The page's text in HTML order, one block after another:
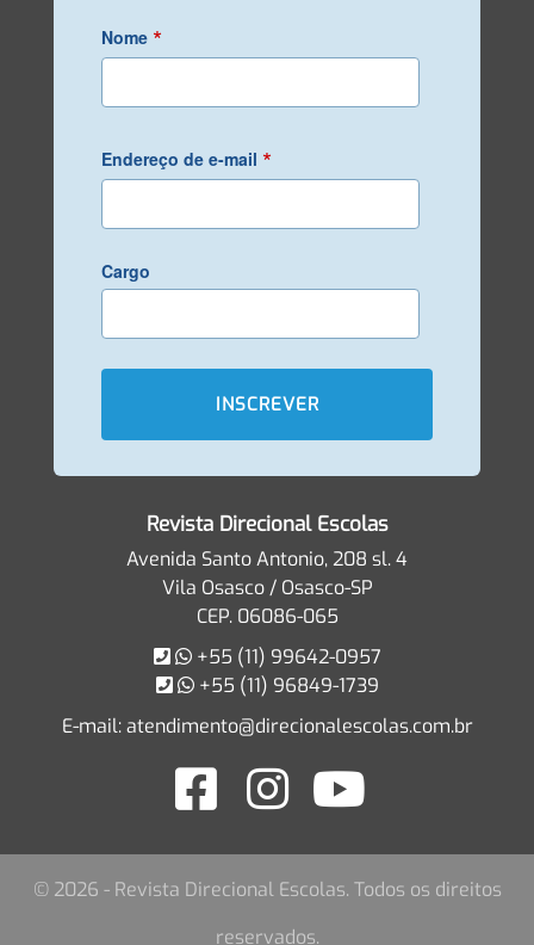
Nome *
Endereço de e-mail *
Cargo
Revista Direcional Escolas
Avenida Santo Antonio, 208 sl. 4
Vila Osasco / Osasco-SP
CEP. 06086-065
+55 (11) 99642-0957
+55 (11) 96849-1739
E-mail:atendimento@direcionalescolas.com.br
© 2026 - Revista Direcional Escolas. Todos os direitos
reservados.